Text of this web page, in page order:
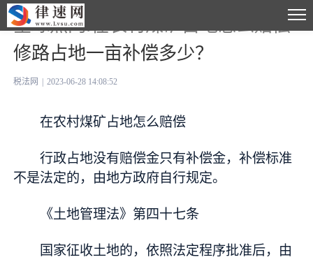
全球热门:在农村煤矿占地怎么赔偿
修路占地一亩补偿多少？
税法网 2023-06-28 14:08:52
在农村煤矿占地怎么赔偿
行政占地没有赔偿金只有补偿金，补偿标准
不是法定的，由地方政府自行规定。
《土地管理法》第四十七条
国家征收土地的，依照法定程序批准后，由